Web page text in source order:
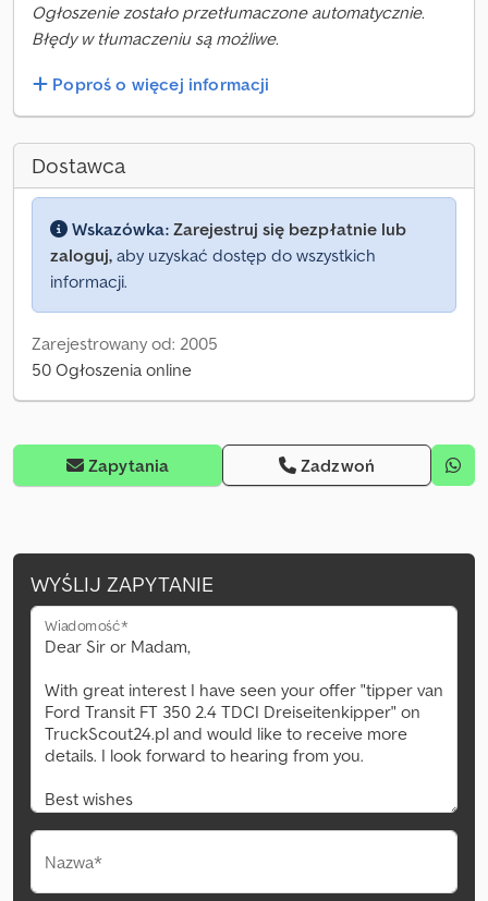
Ogłoszenie zostało przetłumaczone automatycznie.
Błędy w tłumaczeniu są możliwe.
Poproś o więcej informacji
Dostawca
Wskazówka: Zarejestruj się bezpłatnie lub
zaloguj, aby uzyskać dostęp do wszystkich
informacji.
Zarejestrowany od: 2005
50 Ogłoszenia online
Zapytania Zadzwoń
WYŚLIJ ZAPYTANIE
Wiadomość*
Nazwa*